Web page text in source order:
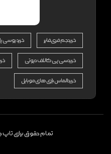
خرید جم فری فایر خرید یوسی
خرید سی پی کالاف دیوتی
خرید الماس بازی های موبایل
تمام حقوق برای